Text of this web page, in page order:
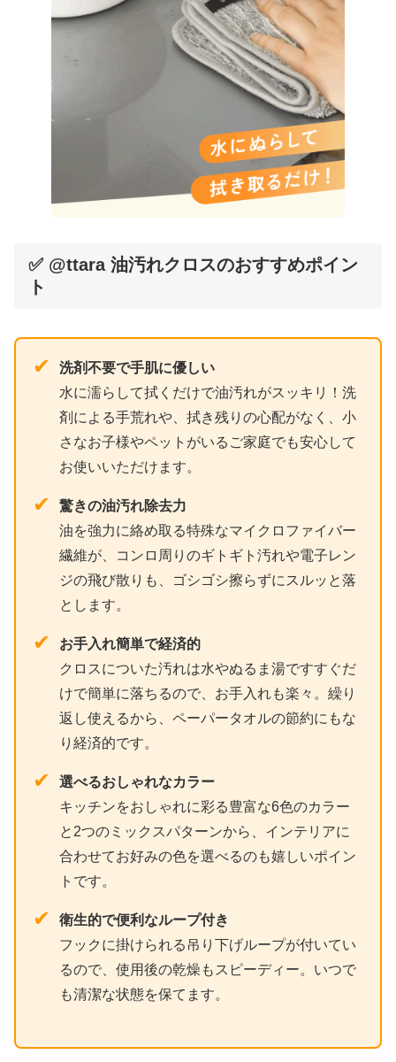
✅ @ttara 油汚れクロスのおすすめポイン
ト
✔
洗剤不要で手肌に優しい
水に濡らして拭くだけで油汚れがスッキリ！洗
剤による手荒れや、拭き残りの心配がなく、小
さなお子様やペットがいるご家庭でも安心して
お使いいただけます。
✔
驚きの油汚れ除去力
油を強力に絡め取る特殊なマイクロファイバー
繊維が、コンロ周りのギトギト汚れや電子レン
ジの飛び散りも、ゴシゴシ擦らずにスルッと落
とします。
✔
お手入れ簡単で経済的
クロスについた汚れは水やぬるま湯ですすぐだ
けで簡単に落ちるので、お手入れも楽々。繰り
返し使えるから、ペーパータオルの節約にもな
り経済的です。
✔
選べるおしゃれなカラー
キッチンをおしゃれに彩る豊富な6色のカラー
と2つのミックスパターンから、インテリアに
合わせてお好みの色を選べるのも嬉しいポイン
トです。
✔
衛生的で便利なループ付き
フックに掛けられる吊り下げループが付いてい
るので、使用後の乾燥もスピーディー。いつで
も清潔な状態を保てます。